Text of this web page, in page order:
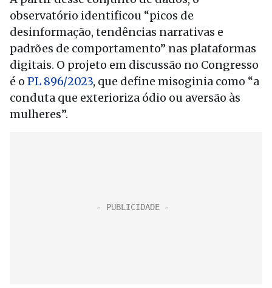
observatório identificou “picos de
desinformação, tendências narrativas e
padrões de comportamento” nas plataformas
digitais. O projeto em discussão no Congresso
é o PL 896/2023, que define misoginia como “a
conduta que exterioriza ódio ou aversão às
mulheres”.